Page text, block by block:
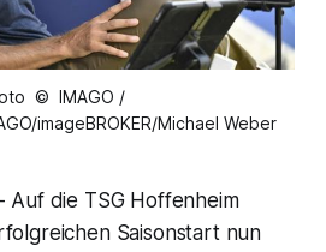
© IMAGO /
imageBROKER/Michael Weber
Auf die TSG Hoffenheim
Saisonstart nun